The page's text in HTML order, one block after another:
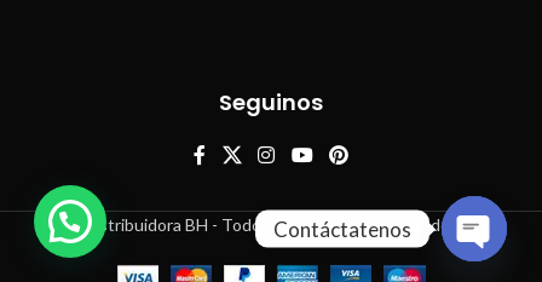
Seguinos
Distribuidora BH - Todos los derechos reservados
Contáctatenos